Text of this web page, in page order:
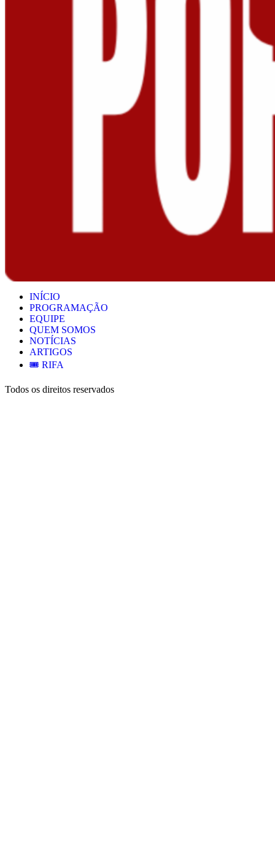
INÍCIO
PROGRAMAÇÃO
EQUIPE
QUEM SOMOS
NOTÍCIAS
ARTIGOS
🎟️ RIFA
Todos os direitos reservados